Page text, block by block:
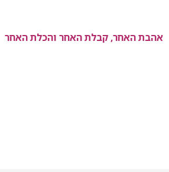
אהבת האחר, קבלת האחר והכלת האחר